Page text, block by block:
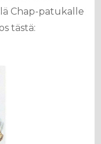
Chap-patukalle
tästä: